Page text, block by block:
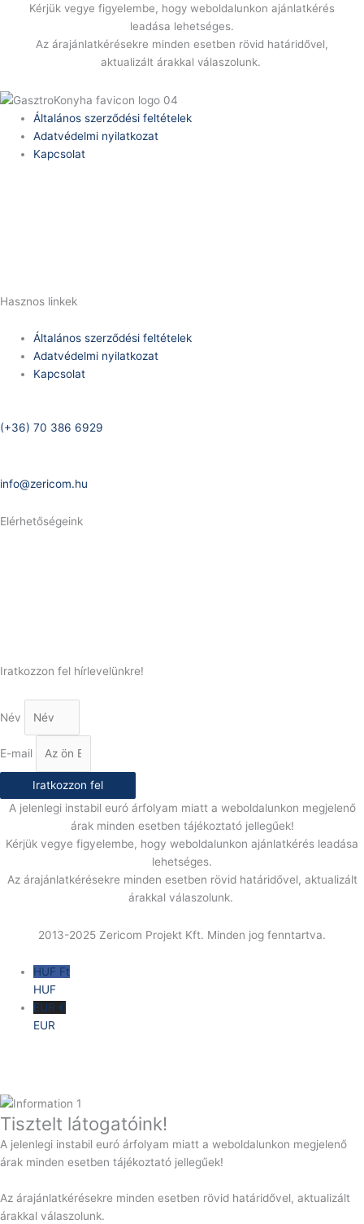
Kérjük vegye figyelembe, hogy weboldalunkon ajánlatkérés
leadása lehetséges.
Az árajánlatkérésekre minden esetben rövid határidővel,
aktualizált árakkal válaszolunk.
Általános szerződési feltételek
Adatvédelmi nyilatkozat
Kapcsolat
Hasznos linkek
Általános szerződési feltételek
Adatvédelmi nyilatkozat
Kapcsolat
(+36) 70 386 6929
info@zericom.hu
Elérhetőségeink
Iratkozzon fel hírlevelünkre!
Név
E-mail
Iratkozzon fel
A jelenlegi instabil euró árfolyam miatt a weboldalunkon megjelenő
árak minden esetben tájékoztató jellegűek!
Kérjük vegye figyelembe, hogy weboldalunkon ajánlatkérés leadása
lehetséges.
Az árajánlatkérésekre minden esetben rövid határidővel, aktualizált
árakkal válaszolunk.
2013-2025 Zericom Projekt Kft. Minden jog fenntartva.
HUF Ft
HUF
EUR €
EUR
Tisztelt látogatóink!
A jelenlegi instabil euró árfolyam miatt a weboldalunkon megjelenő
árak minden esetben tájékoztató jellegűek!
Az árajánlatkérésekre minden esetben rövid határidővel, aktualizált
árakkal válaszolunk.